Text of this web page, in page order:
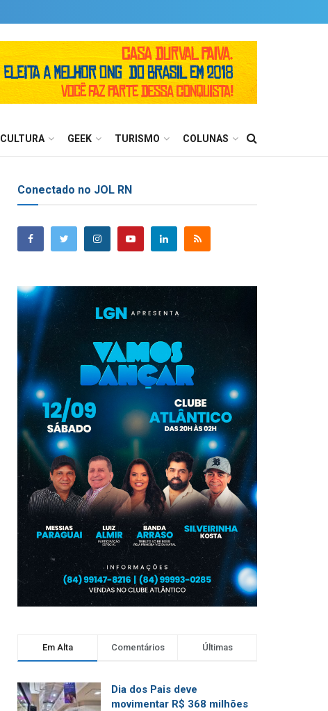
CULTURA GEEK TURISMO COLUNAS
Conectado no JOL RN
Em Alta Comentários Últimas
Dia dos Pais deve
movimentar R$ 368 milhões